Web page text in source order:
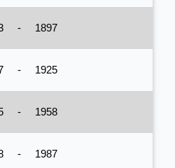
- 1897
- 1925
- 1958
- 1987